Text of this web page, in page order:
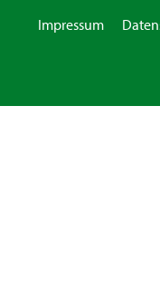
Impressum